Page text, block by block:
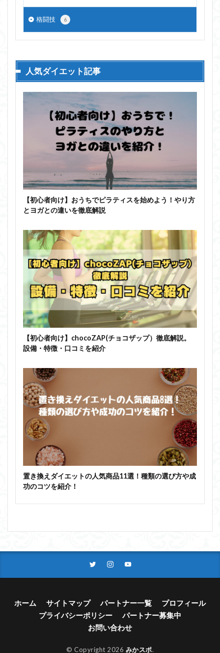
格闘技 6
人気ダイエット記事
【初心者向け】おうちでピラティスを始めよう！やり方
とヨガとの違いを徹底解説
【初心者向け】chocoZAP(チョコザップ）徹底解説。
設備・特徴・口コミを紹介
置き換えダイエットの人気商品11選！種類の選び方や成
功のコツを紹介！
ホーム サイトマップ パートナー一覧
プロフィール
プライバシーポリシー
パートナー募集中
お問い合わせ
© Copyright 2026 みかスポ.